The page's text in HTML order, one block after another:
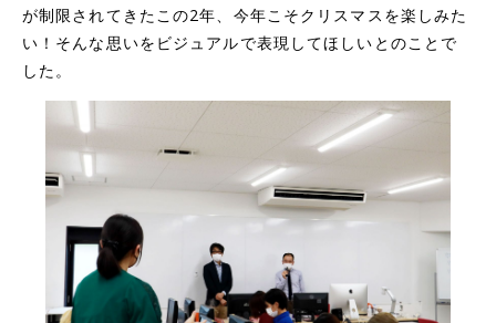
が制限されてきたこの2年、今年こそクリスマスを楽しみた
い！そんな思いをビジュアルで表現してほしいとのことで
した。